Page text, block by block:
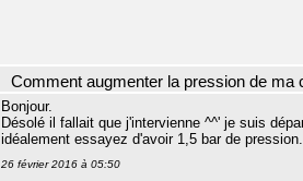
Comment augmenter la pression de ma
Bonjour.
Désolé il fallait que j'intervienne ^^' je suis
idéalement essayez d'avoir 1,5 bar de
26 février 2016 à 05:50